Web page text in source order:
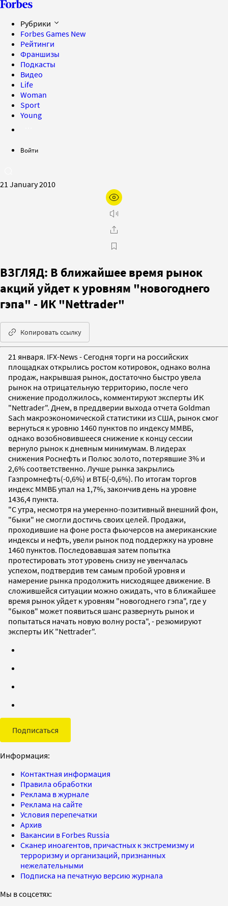
Рубрики
Forbes Games New
Рейтинги
Франшизы
Подкасты
Видео
Life
Woman
Sport
Young
Войти
21 January 2010
ВЗГЛЯД: В ближайшее время рынок
акций уйдет к уровням "новогоднего
гэпа" - ИК "Nettrader"
Копировать ссылку
21 января. IFX-News - Сегодня торги на российских
площадках открылись ростом котировок, однако волна
продаж, накрывшая рынок, достаточно быстро увела
рынок на отрицательную территорию, после чего
снижение продолжилось, комментируют эксперты ИК
"Nettrader". Днем, в преддверии выхода отчета Goldman
Sach макроэкономической статистики из США, рынок смог
вернуться к уровню 1460 пунктов по индексу ММВБ,
однако возобновившееся снижение к концу сессии
вернуло рынок к дневным минимумам. В лидерах
снижения Роснефть и Полюс золото, потерявшие 3% и
2,6% соответственно. Лучше рынка закрылись
Газпромнефть(-0,6%) и ВТБ(-0,6%). По итогам торгов
индекс ММВБ упал на 1,7%, закончив день на уровне
1436,4 пункта.
"С утра, несмотря на умеренно-позитивный внешний фон,
"быки" не смогли достичь своих целей. Продажи,
проходившие на фоне роста фьючерсов на американские
индексы и нефть, увели рынок под поддержку на уровне
1460 пунктов. Последовавшая затем попытка
протестировать этот уровень снизу не увенчалась
успехом, подтвердив тем самым пробой уровня и
намерение рынка продолжить нисходящее движение. В
сложившейся ситуации можно ожидать, что в ближайшее
время рынок уйдет к уровням "новогоднего гэпа", где у
"быков" может появиться шанс развернуть рынок и
попытаться начать новую волну роста", - резюмируют
эксперты ИК "Nettrader".
Подписаться
Информация:
Контактная информация
Правила обработки
Реклама в журнале
Реклама на сайте
Условия перепечатки
Архив
Вакансии в Forbes Russia
Сканер иноагентов, причастных к экстремизму и
терроризму и организаций, признанных
нежелательными
Подписка на печатную версию журнала
Мы в соцсетях: